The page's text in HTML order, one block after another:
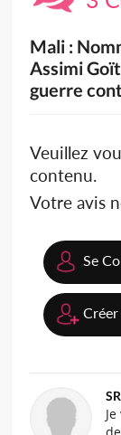
Mali :
Assimi
guerre
Veuillez
contenu.
Votre avis
Se